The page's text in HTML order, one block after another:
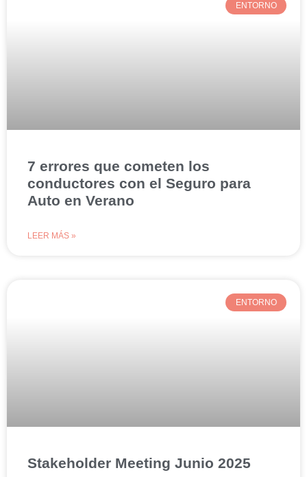
ENTORNO
7 errores que cometen los
conductores con el Seguro para
Auto en Verano
LEER MÁS »
ENTORNO
Stakeholder Meeting Junio 2025